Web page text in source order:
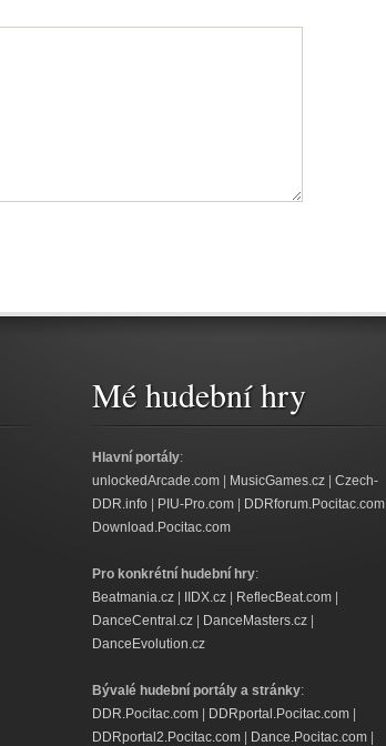
Mé hudební hry
Hlavní portály:
unlockedArcade.com
MusicGames.cz
Czech-
DDR.info
PIU-Pro.com DDRforum.Pocitac.com
Download.Pocitac.com
Pro konkrétní hudební hry:
Beatmania.cz
IIDX.cz ReflecBeat.com
DanceCentral.cz
DanceMasters.cz
DanceEvolution.cz
Bývalé hudební portály a stránky:
DDR.Pocitac.com
DDRportal.Pocitac.com
DDRportal2.Pocitac.com
Dance.Pocitac.com